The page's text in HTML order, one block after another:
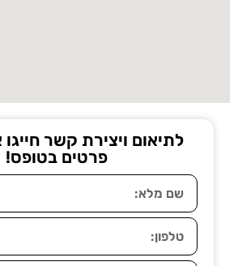
לתיאום ויצירת קשר חייגו
פרטים בטופס!